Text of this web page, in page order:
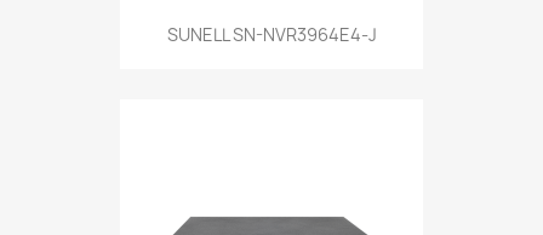
SUNELL SN-NVR3964E4-J